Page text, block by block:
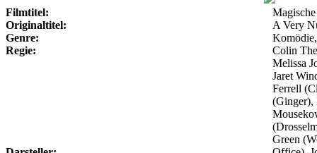
Filmtitel:
Originaltitel:
A Very
Genre:
Regie:
Colin
Melissa
Jaret
Ferrell
(Ginger),
Green